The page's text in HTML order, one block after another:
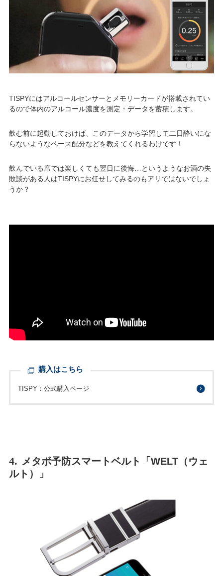
TISPYにはアルコールセンサーとメモリーカードが搭載されてい
るので体内のアルコール濃度を測定・データを蓄積します。
飲む前に起動しておけば、このデータから学習して二日酔いにな
らないようなペース配分などを教えてくれるわけです！
飲んでいる席では楽しくても翌日に後悔…というようなお酒の失
敗談がある人はTISPYにお任せしてみるのもアリではないでしょ
うか？
購入はこちら
TISPY：公式購入ページ
4. メタボ予防スマートベルト「WELT（ウェ
ルト）」